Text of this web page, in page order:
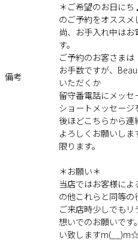
備考
＊ご希望のお日に
のご予約をオススメ
尚、お手入れ中は
す。
ご予約のお客さまは
お手数ですが、
いただくか
留守番電話にメッセ
ショートメッセー
後ほどこちらから連
よろしくお願いし
限ります。
＊お願い＊
当店ではお客様に
の他これらと同等の
ご来店時少しでも
想いでのお願いです
い致します